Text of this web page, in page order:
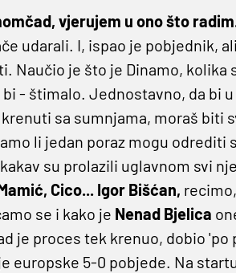
vjerujem u ono što
udarali. I, ispao je pobjednik,
Naučio je što je Dinamo,
- štimalo. Jednostavno, da bi
sa sumnjama, moraš biti
li jedan poraz mogu odrediti
su prolazili uglavnom svi
Cico... Igor Bišćan,
se i kako je Nenad Bjelica
je proces tek krenuo, dobio 'po
europske 5-0 pobjede. Na